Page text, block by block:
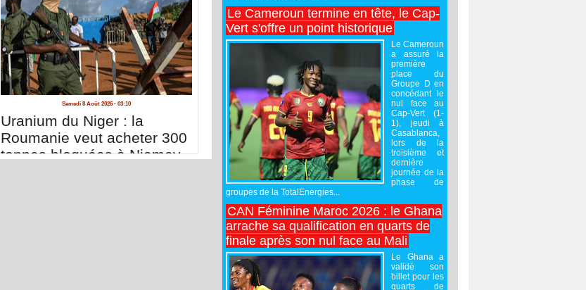
Samedi 8 Août 2026 - 03:10
Uranium du Niger : la
Roumanie veut acheter 300
tonnes bloquées à Niamey
Le Cameroun termine en tête, le Cap-
Vert s'offre un point historique
Le Cameroun
a assuré la
première
place du
Groupe D en
concédant le
nul face au
Cap-Vert (1-
1), jeudi à
Casablanca,
lors de la
troisième et
dernière
journée de la
phase de
groupes de la TotalEnergies...
CAN Féminine Maroc 2026 : le Ghana
arrache sa qualification en quarts de
finale après son nul face au Mali
Le Ghana a
validé son
billet pour les
quarts de